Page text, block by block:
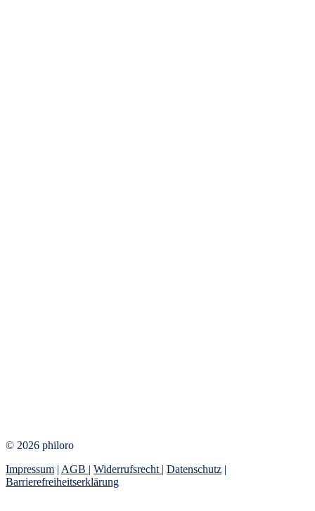
© 2026 philoro
Impressum | AGB | Widerrufsrecht | Datenschutz |
Barrierefreiheitserklärung